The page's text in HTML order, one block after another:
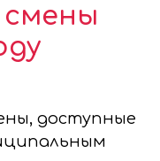
доступные